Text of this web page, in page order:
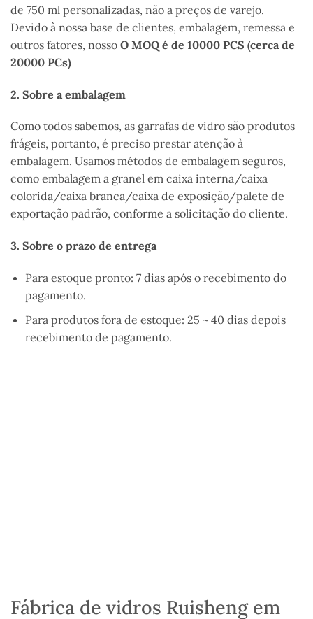
de 750 ml personalizadas, não a preços de varejo.
Devido à nossa base de clientes, embalagem, remessa e
outros fatores, nosso O MOQ é de 10000 PCS (cerca de
20000 PCs)
2. Sobre a embalagem
Como todos sabemos, as garrafas de vidro são produtos
frágeis, portanto, é preciso prestar atenção à
embalagem. Usamos métodos de embalagem seguros,
como embalagem a granel em caixa interna/caixa
colorida/caixa branca/caixa de exposição/palete de
exportação padrão, conforme a solicitação do cliente.
3. Sobre o prazo de entrega
Para estoque pronto: 7 dias após o recebimento do
pagamento.
Para produtos fora de estoque: 25 ~ 40 dias depois
recebimento de pagamento.
Fábrica de vidros Ruisheng em